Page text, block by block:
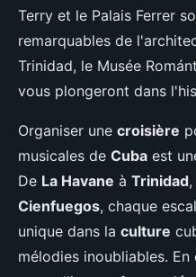
Terry et le Palais Ferrer
remarquables de
Trinidad, le Musée
vous plongeront dans
Organiser une croisière
musicales de Cuba est
De La Havane à Trinidad
Cienfuegos, chaque
unique dans la culture
mélodies inoubliables.